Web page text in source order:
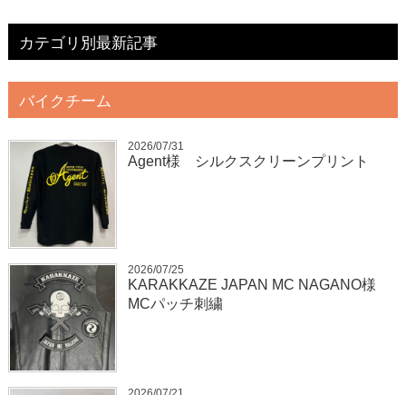
カテゴリ別最新記事
バイクチーム
2026/07/31
Agent様 シルクスクリーンプリント
2026/07/25
KARAKKAZE JAPAN MC NAGANO様
MCパッチ刺繍